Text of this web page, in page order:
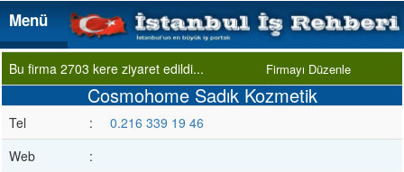
Menü
Menü
Bu firma 2703 kere ziyaret edildi... Firmayı Düzenle
Cosmohome Sadık Kozmetik
Tel :
0.216 339 19 46
Web
: